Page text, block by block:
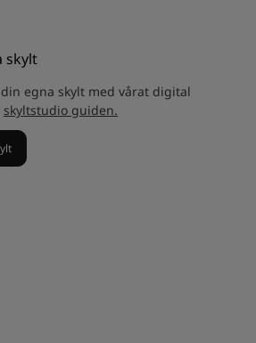
skylt
egna skylt med vårat digital
skyltstudio guiden.